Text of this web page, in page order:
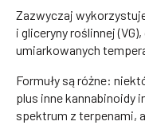
Zazwyczaj
i gliceryny roślinnej
umiarkowanych
Formuły są różne:
plus inne kannabinoidy
spektrum z terpenami,